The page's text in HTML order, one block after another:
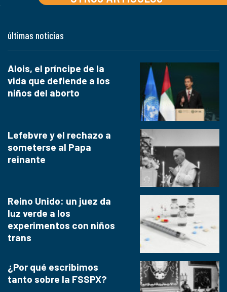
últimas noticias
Alois, el príncipe de la
vida que defiende a los
niños del aborto
Lefebvre y el rechazo a
someterse al Papa
reinante
Reino Unido: un juez da
luz verde a los
experimentos con niños
trans
¿Por qué escribimos
tanto sobre la FSSPX?